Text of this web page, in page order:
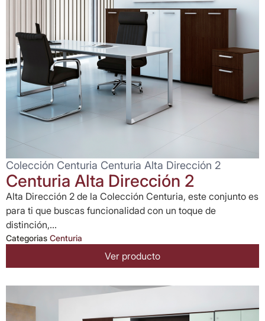
Colección Centuria Centuria Alta Dirección 2
Centuria Alta Dirección 2
Alta Dirección 2 de la Colección Centuria, este conjunto es
para ti que buscas funcionalidad con un toque de
distinción,...
Categorias Centuria
Ver producto